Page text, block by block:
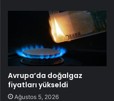
Avrupa’da doğalgaz
fiyatları yükseldi
Ağustos 5, 2026